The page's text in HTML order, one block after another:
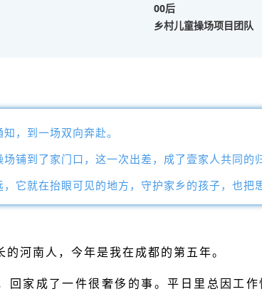
00后
乡村儿童操场项目团队
，到一场双向奔赴。
场铺到了家门口，这一次出差，成了壹家人共同的
，它就在抬眼可见的地方，守护家乡的孩子，也把
河南人，今年是我在成都的第五年。
回家成了一件很奢侈的事。平日里总因工